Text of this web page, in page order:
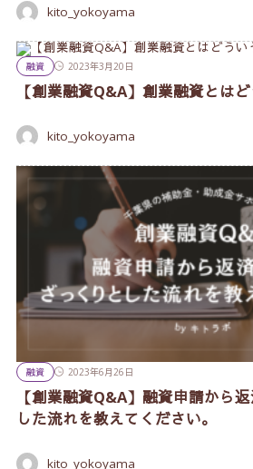
kito_yokoyama
融資 2023年3月20日
【創業融資Q&A】創業融資とは
kito_yokoyama
融資 2023年6月26日
【創業融資Q&A】融資申請から
した流れを教えてください。
kito_yokoyama